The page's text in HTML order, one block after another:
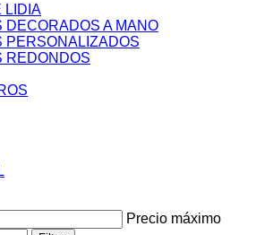
LIDIA
DECORADOS A MANO
PERSONALIZADOS
REDONDOS
Precio máximo